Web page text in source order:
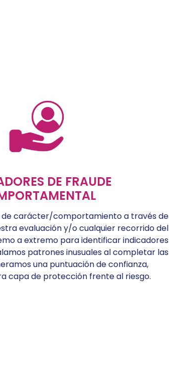
DE FRAUDE
de carácter/comportamiento a través de
evaluación y/o cualquier recorrido del
a extremo para identificar indicadores
patrones inusuales al completar las
una puntuación de confianza,
capa de protección frente al riesgo.